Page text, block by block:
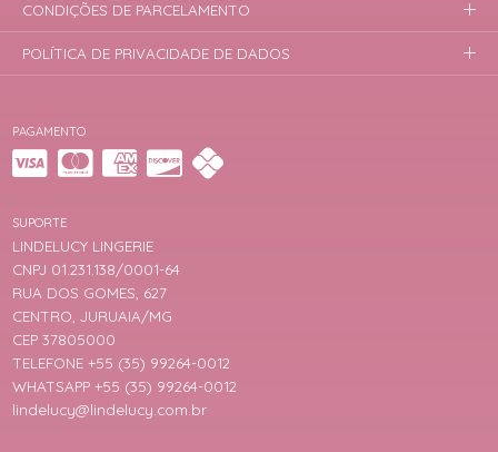
PAGAMENTO
SUPORTE
LINDELUCY LINGERIE
CNPJ 01.231.138/0001-64
RUA DOS GOMES, 627
CENTRO, JURUAIA/MG
CEP 37805000
TELEFONE +55 (35) 99264-0012
WHATSAPP +55 (35) 99264-0012
lindelucy@lindelucy.com.br
CONDIÇÕES DE PARCELAMENTO
POLÍTICA DE PRIVACIDADE DE DADOS